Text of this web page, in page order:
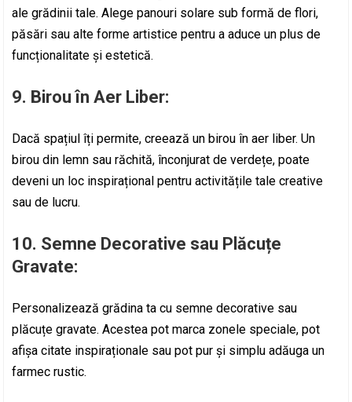
ale grădinii tale. Alege panouri solare sub formă de flori,
păsări sau alte forme artistice pentru a aduce un plus de
funcționalitate și estetică.
9. Birou în Aer Liber:
Dacă spațiul îți permite, creează un birou în aer liber. Un
birou din lemn sau răchită, înconjurat de verdețe, poate
deveni un loc inspirațional pentru activitățile tale creative
sau de lucru.
10. Semne Decorative sau Plăcuțe
Gravate:
Personalizează grădina ta cu semne decorative sau
plăcuțe gravate. Acestea pot marca zonele speciale, pot
afișa citate inspiraționale sau pot pur și simplu adăuga un
farmec rustic.